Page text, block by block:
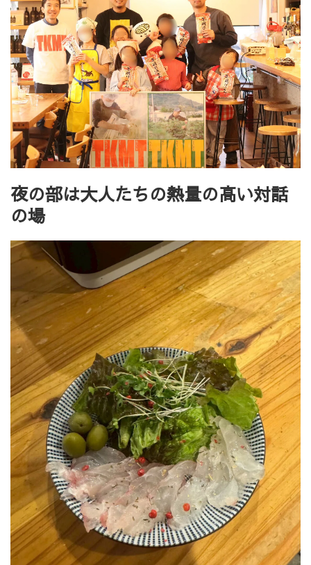
夜の部は大人たちの熱量の高い対話
の場